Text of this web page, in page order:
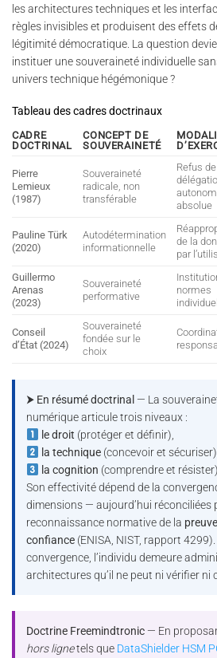
les architectures techniques et les
règles invisibles et produisent des effets
légitimité démocratique. La question
instituer une souveraineté individuelle
univers technique hégémonique ?
Tableau des cadres doctrinaux
CADRE
DOCTRINAL
CONCEPT DE
SOUVERAINETÉ
Pierre
Lemieux
(1987)
Souveraineté
radicale, non
transférable
Refus
absolue
Pauline Türk
(2020)
Autodétermination
informationnelle
de la
par
Guillermo
Arenas
(2023)
Souveraineté
performative
normes
Conseil
d’État (2024)
Souveraineté
fondée sur le
choix
⮞ En résumé doctrinal — La
numérique articule trois niveaux :
le droit (protéger et définir),
la technique (concevoir et sécuriser),
la cognition (comprendre et résister).
Son effectivité dépend de la
dimensions — aujourd’hui réconciliées
reconnaissance normative de la
confiance (ENISA, NIST, rapport
convergence, l’individu demeure
architectures qu’il ne peut ni vérifier ni
Doctrine Freemindtronic — En
hors lignetels que DataShielder HSM